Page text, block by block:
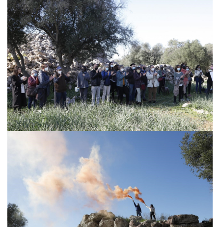
Privacidad y uso de cookies
Mapa de la Web
Avisos legales